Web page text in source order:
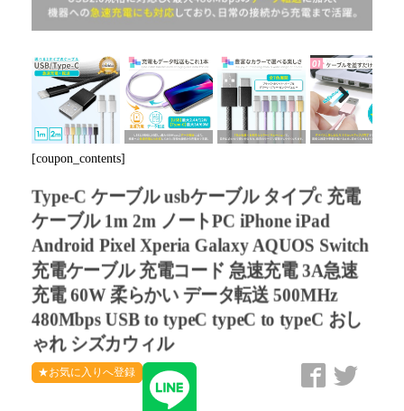
Next
[coupon_contents]
Type-C ケーブル usbケーブル タイプc 充電
ケーブル 1m 2m ノートPC iPhone iPad
Android Pixel Xperia Galaxy AQUOS Switch
充電ケーブル 充電コード 急速充電 3A急速
充電 60W 柔らかい データ転送 500MHz
480Mbps USB to typeC typeC to typeC おし
ゃれ シズカウィル
★お気に入りへ登録